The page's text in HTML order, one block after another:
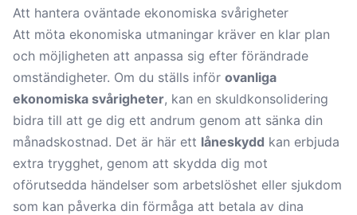
Att hantera oväntade ekonomiska svårigheter
Att möta ekonomiska utmaningar kräver en klar plan
och möjligheten att anpassa sig efter förändrade
omständigheter. Om du ställs inför ovanliga
ekonomiska svårigheter, kan en skuldkonsolidering
bidra till att ge dig ett andrum genom att sänka din
månadskostnad. Det är här ett låneskydd kan erbjuda
extra trygghet, genom att skydda dig mot
oförutsedda händelser som arbetslöshet eller sjukdom
som kan påverka din förmåga att betala av dina